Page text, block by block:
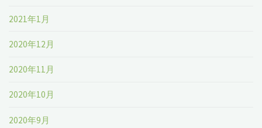
2021年1月
2020年12月
2020年11月
2020年10月
2020年9月